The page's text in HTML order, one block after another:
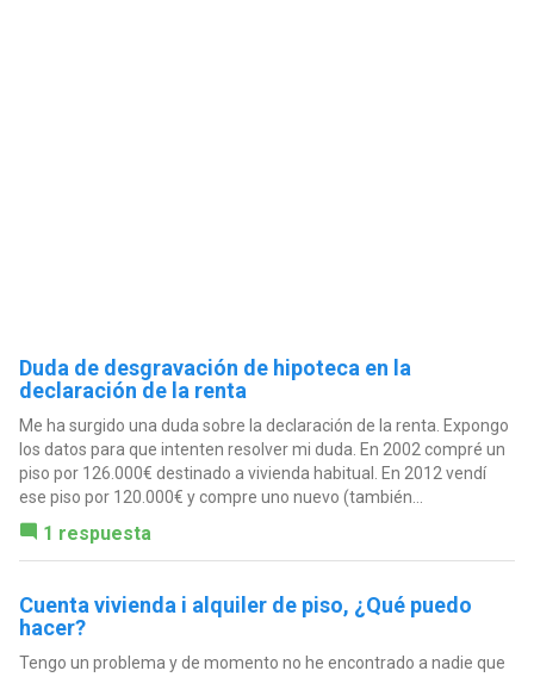
Duda de desgravación de hipoteca en la
declaración de la renta
Me ha surgido una duda sobre la declaración de la renta. Expongo
los datos para que intenten resolver mi duda. En 2002 compré un
piso por 126.000€ destinado a vivienda habitual. En 2012 vendí
ese piso por 120.000€ y compre uno nuevo (también...
1 respuesta
Cuenta vivienda i alquiler de piso, ¿Qué puedo
hacer?
Tengo un problema y de momento no he encontrado a nadie que